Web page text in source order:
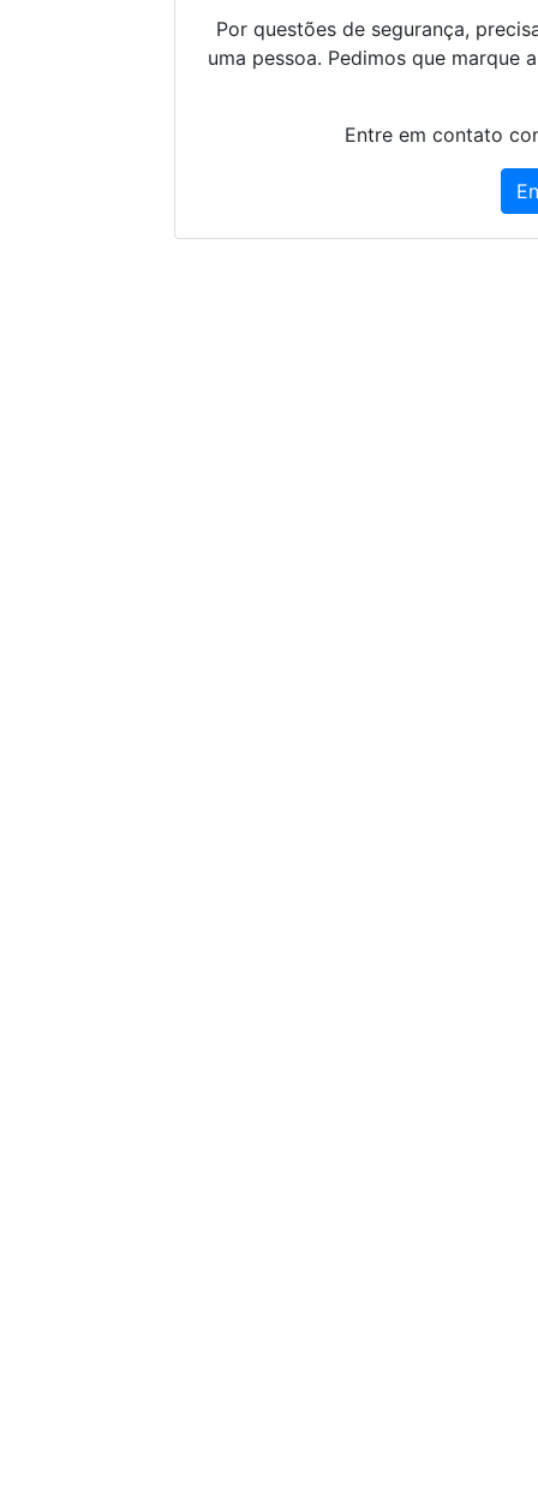
Por questões de segurança,
uma pessoa. Pedimos que marque
Entre em contato